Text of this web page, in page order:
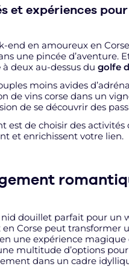
et expériences
end en amoureux en
une pincée d’aventure.
à deux au-dessus du golfe
moins avides
de vins corse dans un
de se découvrir des
est de choisir des activités
et enrichissent votre lien.
nid douillet parfait pour un
Corse peut transformer
une expérience
multitude d’options
dans un cadre